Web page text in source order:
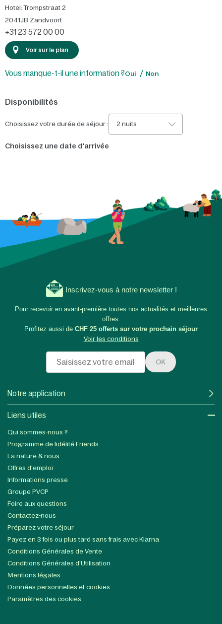
Hotel: Trompstraat 2
2041JB Zandvoort
+31 23 572 00 00
Voir sur le plan
Vous manque-t-il une information ?Oui Non
Disponibilités
Choisissez votre durée de séjour : 2 nuits
Choisissez une date d'arrivée
Inscrivez-vous à notre newsletter !
Pour recevoir en avant-première toutes nos actualités et meilleures
offres.
Profitez aussi de CHF 25 offerts sur votre prochain séjour
Voir les conditions
OK
Notre application
Liens utiles​
Qui sommes-nous ?
Programme de fidélité Friends
La nature & nous
Offres d'emploi
Informations presse
Groupe PVCP
Foire aux questions
Contactez-nous
Préparez votre séjour
Payez en 3 fois ou plus tard sans frais avec Klarna
Conditions Générales de Vente
Conditions Générales d'Utilisation
Mentions légales
Données personnelles et cookies
Paramètres des cookies